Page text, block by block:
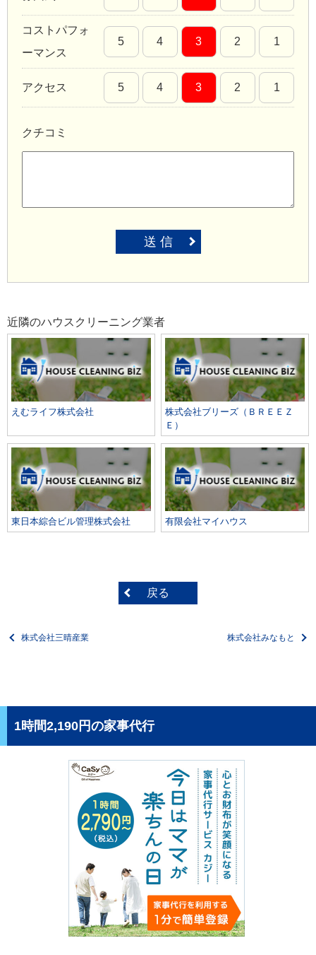
コストパフォ
ーマンス
5 4 3 2 1
アクセス 5 4 3 2 1
クチコミ
送 信
近隣のハウスクリーニング業者
えむライフ株式会社
株式会社ブリーズ（ＢＲＥＥＺ
Ｅ）
東日本綜合ビル管理株式会社 有限会社マイハウス
戻る
株式会社三晴産業 株式会社みなもと
1時間2,190円の家事代行